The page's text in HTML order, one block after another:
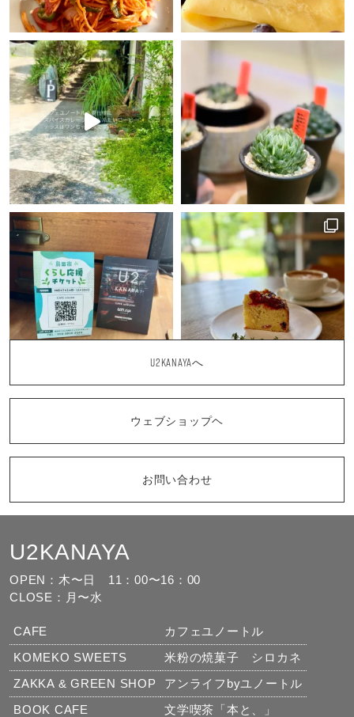
もっと見る フォローする
U2KANAYAへ
ウェブショップヘ
お問い合わせ
U2KANAYA
OPEN：木〜日 11：00〜16：00
CLOSE：月〜水
CAFE
カフェユノートル
KOMEKO SWEETS
米粉の焼菓子 シロカネ
ZAKKA & GREEN SHOP
アンライフbyユノートル
BOOK CAFE
文学喫茶「本と、」